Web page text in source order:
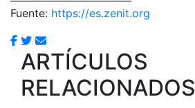
Fuente: https://es.zenit.org
ARTÍCULOS
RELACIONADOS